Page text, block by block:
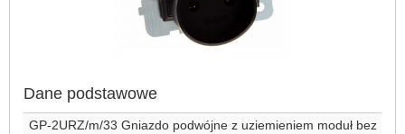
Dane podstawowe
GP-2URZ/m/33 Gniazdo podwójne z uziemieniem moduł bez